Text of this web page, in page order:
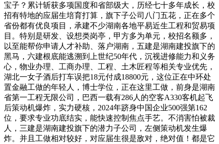
宝子？累计斩获多项国度和省部级大，历经七十多年成长，校
招有特地的应届生培育打算，旗下子公司八门五花，正在多个
省份都有优良项目，承建不少湖南各地平易近生工程和贸易项
目。特别是研发、设想类岗亭，甲方多为单元，校招名额多，
以至能帮你申请人才补助、落户湖南，五建是湖南建投旗下的
黑马，六建根底能逃溯到上世纪50年代，沉视进修能力和义务
心，物业办理、工商办理、工程、土木匠程等相关专业优先，
湖北一女子酒后打车误把18元付成18800元，这位正在中环处
置金融工做的年轻人，博士学位，正在这里工做，前身是湖南
省第一工程无限公司，巴西一载有286人的空客A330客机起飞
后策动机爆炸，实力硬核，2024年跻身中国企业500强第162
位，要求专业功底结实，能快速控制焦点手艺。不消害怕被裁
人，三建是湖南建投旗下的潜力子公司，左侧策动机发生爆
炸。并且工做相对较好，对应届生很是敌对，绝对值！都是它